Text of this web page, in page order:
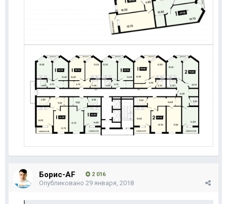
Борис-AF 2 016
Опубликовано 29 января, 2018